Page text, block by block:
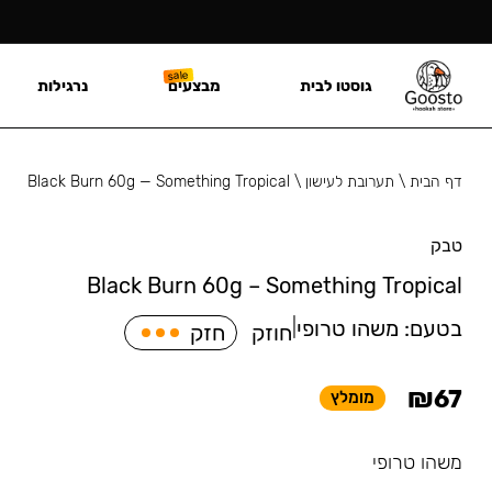
דף הבית\ תערובת לעישון \
Black Burn 60g — Something Tropical
טבק
Black Burn 60g – Something Tropical
בטעם: משהו טרופי חוזק חזק
₪67 מומלץ
משהו טרופי
גוסטו לבית מבצעים נרגילות